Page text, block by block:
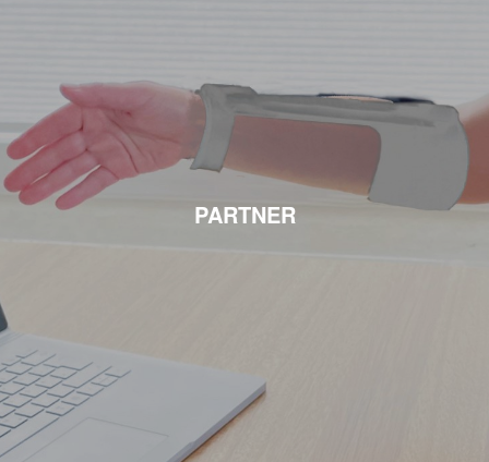
PARTNER